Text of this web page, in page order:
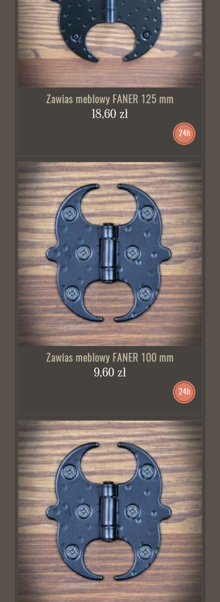
Zawias meblowy FANER 125 mm
18,60 zł
24h
Zawias meblowy FANER 100 mm
9,60 zł
24h